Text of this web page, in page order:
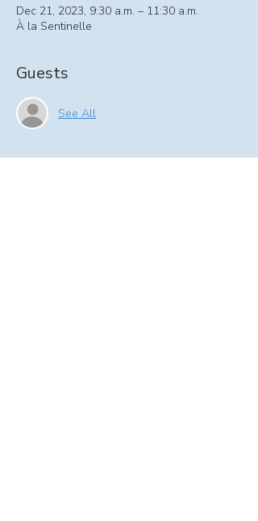
Dec 21, 2023, 9:30 a.m. – 11:30 a.m.
À la Sentinelle
Guests
See All